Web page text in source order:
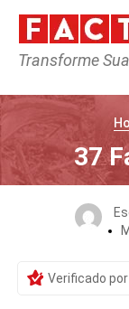
Transforme
37
Verificado